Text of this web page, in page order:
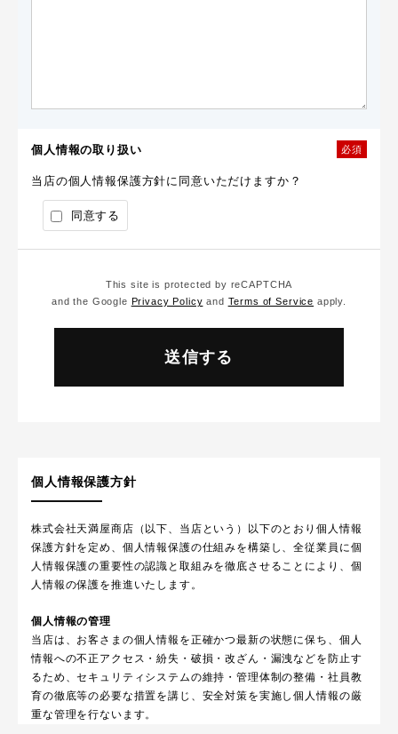
個人情報の取り扱い 必須
当店の個人情報保護方針に同意いただけますか？
同意する
This site is protected by reCAPTCHA
and the Google Privacy Policy and Terms of Service apply.
個人情報保護方針
株式会社天満屋商店（以下、当店という）以下のとおり個人情報
保護方針を定め、個人情報保護の仕組みを構築し、全従業員に個
人情報保護の重要性の認識と取組みを徹底させることにより、個
人情報の保護を推進いたします。
個人情報の管理
当店は、お客さまの個人情報を正確かつ最新の状態に保ち、個人
情報への不正アクセス・紛失・破損・改ざん・漏洩などを防止す
るため、セキュリティシステムの維持・管理体制の整備・社員教
育の徹底等の必要な措置を講じ、安全対策を実施し個人情報の厳
重な管理を行ないます。